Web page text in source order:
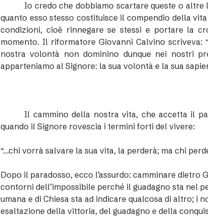
Io credo che dobbiamo scartare queste o
quanto esso stesso costituisce il compendio della
condizioni, cioè rinnegare se stessi e portare la
momento. Il riformatore Giovanni Calvino
nostra volontà non dominino dunque nei nostri
apparteniamo al Signore: la sua volontà e la sua
Il cammino della nostra vita, che accetta il
quando il Signore rovescia i termini forti del vivere:
“…chi vorrà salvare la sua vita, la perderà; ma chi
Dopo il paradosso, ecco l’assurdo: camminare dietro
contorni dell’impossibile perché il guadagno sta nel
umana e di Chiesa sta ad indicare qualcosa di altro;
esaltazione della vittoria, del guadagno e della